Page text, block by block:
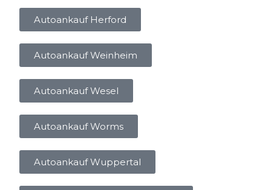
Autoankauf Herford
Autoankauf Weinheim
Autoankauf Wesel
Autoankauf Worms
Autoankauf Wuppertal